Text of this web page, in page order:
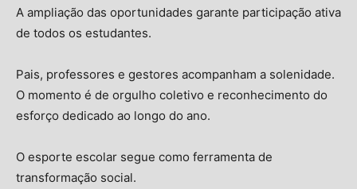
A ampliação das oportunidades garante participação ativa
de todos os estudantes.
Pais, professores e gestores acompanham a solenidade.
O momento é de orgulho coletivo e reconhecimento do
esforço dedicado ao longo do ano.
O esporte escolar segue como ferramenta de
transformação social.